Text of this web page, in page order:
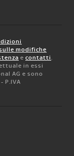
modifiche
e contatti.
in essi
AG e sono
P.IVA